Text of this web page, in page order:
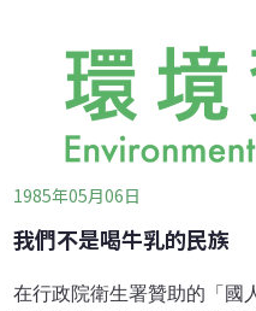
1985年05月06日
我們不是喝牛乳的民族
在行政院衛生署贊助的「國